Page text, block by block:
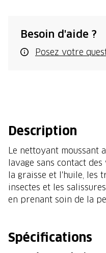
Besoin d'aide ?
Posez votre
Description
Le nettoyant moussant
lavage sans contact
la graisse et l'huile, les
insectes et les
en prenant soin de la
Spécifications